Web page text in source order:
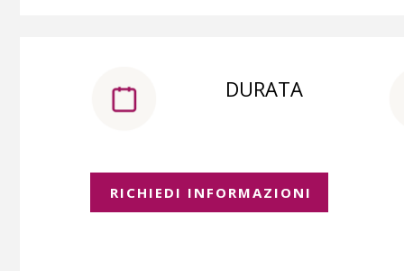
DURATA
RICHIEDI INFORMAZIONI